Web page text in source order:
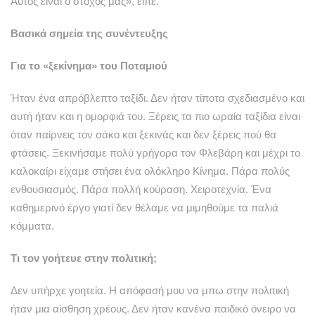
Βασικά σημεία της συνέντευξης
Για το «ξεκίνημα» του Ποταμιού
Ήταν ένα απρόβλεπτο ταξίδι. Δεν ήταν τίποτα σχεδιασμένο και
αυτή ήταν και η ομορφιά του. Ξέρεις τα πιο ωραία ταξίδια είναι
όταν παίρνεις τον σάκο και ξεκινάς και δεν ξέρεις πού θα
φτάσεις. Ξεκινήσαμε πολύ γρήγορα τον Φλεβάρη και μέχρι το
καλοκαίρι είχαμε στήσει ένα ολόκληρο Κίνημα. Πάρα πολύς
ενθουσιασμός. Πάρα πολλή κούραση. Χειροτεχνία. Ένα
καθημερινό έργο γιατί δεν θέλαμε να μιμηθούμε τα παλιά
κόμματα.
Τι τον γοήτευε στην πολιτική;
Δεν υπήρχε γοητεία. Η απόφασή μου να μπω στην πολιτική
ήταν μια αίσθηση χρέους. Δεν ήταν κανένα παιδικό όνειρο να